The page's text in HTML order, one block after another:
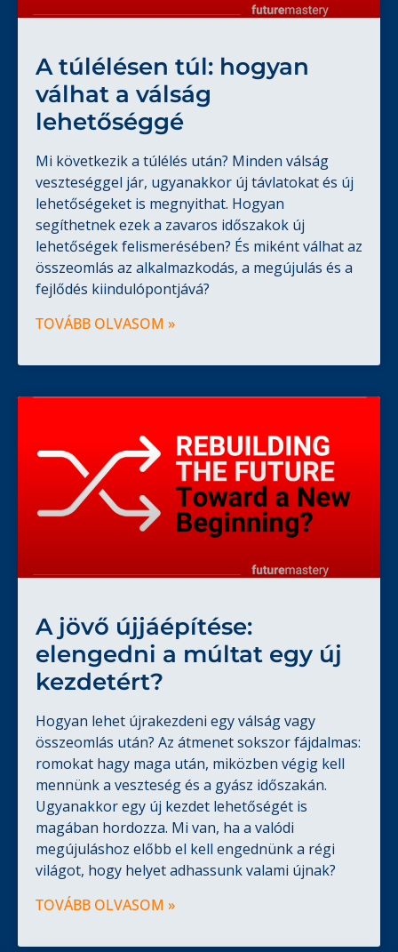
A túlélésen túl: hogyan
válhat a válság
lehetőséggé
Mi következik a túlélés után? Minden válság
veszteséggel jár, ugyanakkor új távlatokat és új
lehetőségeket is megnyithat. Hogyan
segíthetnek ezek a zavaros időszakok új
lehetőségek felismerésében? És miként válhat az
összeomlás az alkalmazkodás, a megújulás és a
fejlődés kiindulópontjává?
TOVÁBB OLVASOM »
A jövő újjáépítése:
elengedni a múltat egy új
kezdetért?
Hogyan lehet újrakezdeni egy válság vagy
összeomlás után? Az átmenet sokszor fájdalmas:
romokat hagy maga után, miközben végig kell
mennünk a veszteség és a gyász időszakán.
Ugyanakkor egy új kezdet lehetőségét is
magában hordozza. Mi van, ha a valódi
megújuláshoz előbb el kell engednünk a régi
világot, hogy helyet adhassunk valami újnak?
TOVÁBB OLVASOM »